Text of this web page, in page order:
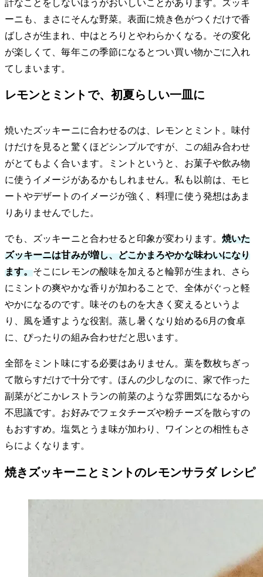
計なことをしないほうがおいしいことがあります。ズッキ
ーニも、まさにそんな野菜。表面に焼き色がつくだけで香
ばしさが生まれ、中はとろりとやわらかくなる。その変化
が楽しくて、毎年この季節になるとつい買い物かごに入れ
てしまいます。
レモンとミントで、初夏らしい一皿に
焼いたズッキーニに合わせるのは、レモンとミント。味付
けだけを見ると驚くほどシンプルですが、この組み合わせ
がとてもよく合います。ミントというと、お菓子や飲み物
に使うイメージがあるかもしれません。私も以前は、モヒ
ートやデザートのイメージが強く、料理に使う発想はあま
りありませんでした。
でも、ズッキーニと合わせると印象が変わります。 焼いた
ズッキーニは甘みが増し、どこかまろやかな味わいになり
ます。そこにレモンの酸味を加えると輪郭が生まれ、さら
にミントの爽やかな香りが加わることで、全体がぐっと軽
やかになるのです。味そのものを大きく変えるというよ
り、風を通すような役割。蒸し暑くなり始める6月の食卓
に、ぴったりの組み合わせだと思います。
全部をミント味にする必要はありません。葉を数枚ちぎっ
て散らすだけで十分です。ほんの少しなのに、家で作った
副菜がどこかレストランの前菜のような雰囲気になるから
不思議です。お好みでフェタチーズや粉チーズを散らすの
もおすすめ。塩気とうま味が加わり、ワインとの相性もさ
らによくなります。
焼きズッキーニとミントのレモンサラダ レシピ